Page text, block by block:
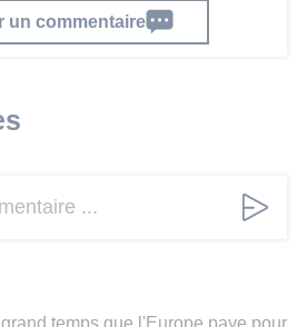
un commentaire
...
temps que l'Europe paye pour